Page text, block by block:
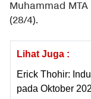
Muhammad
(28/4).
Lihat Juga :
Erick Thohir:
pada Oktober